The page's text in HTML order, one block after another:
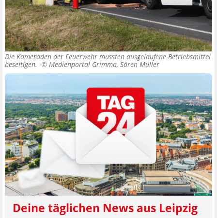
Die Kameraden der Feuerwehr mussten ausgelaufene Betriebsmittel
beseitigen. © Medienportal Grimma, Sören Müller
Deine täglichen News aus Leipzig